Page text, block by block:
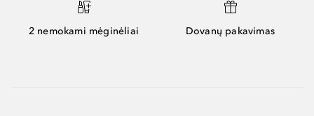
2 nemokami mėginėliai Dovanų pakavimas